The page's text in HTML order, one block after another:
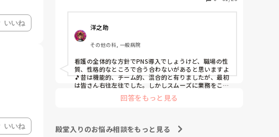
いいね
いいね
ぶっちゃけ、新人のレベルにかなりの差が出ているな
色々な病棟に入院したことのある患者さんも、「(私が
異動する前の病棟の方が)新人が患者から見てもよく動
けてたよ」と言っていました。
現病棟はPNSだけれども、結局は忙しくて、新人の面
倒を見てられず、清潔ケアや単純に点滴を繋げてくる
など、簡単な仕事しか新人にさせていませんでした。
PNSを廃止した病棟では、イベントは必ずと言ってい
いほど新人に担当させて、指導者やリーダーが責任持
って指導することで、新人ができることがどんどん増
患者14人とか受け持つことも当たり前な感じです。
洋之助
その他の科, 一般病院
看護の全体的な方針でPNS導入でしょうけど、職場の性
質、性格的なところで合う合わないがあると思いますよ
🎵昔は機能的、チーム的、混合的と有りましたが、最初
は皆さん右往左往でした。しかしスムーズに業務をこな
してましたよ。勿論、指導する事も😉🆗✨でしたよ🎵ど
うしてもPNSの導入なら皆さんと意見交換を行うべきと
に業務をこなしている人もいます。意欲的でない新人も
昔からいますのでね🎵とどのつまり看護師が自分の仕事
回答をもっと見る
殿堂入りのお悩み相談をもっと見る